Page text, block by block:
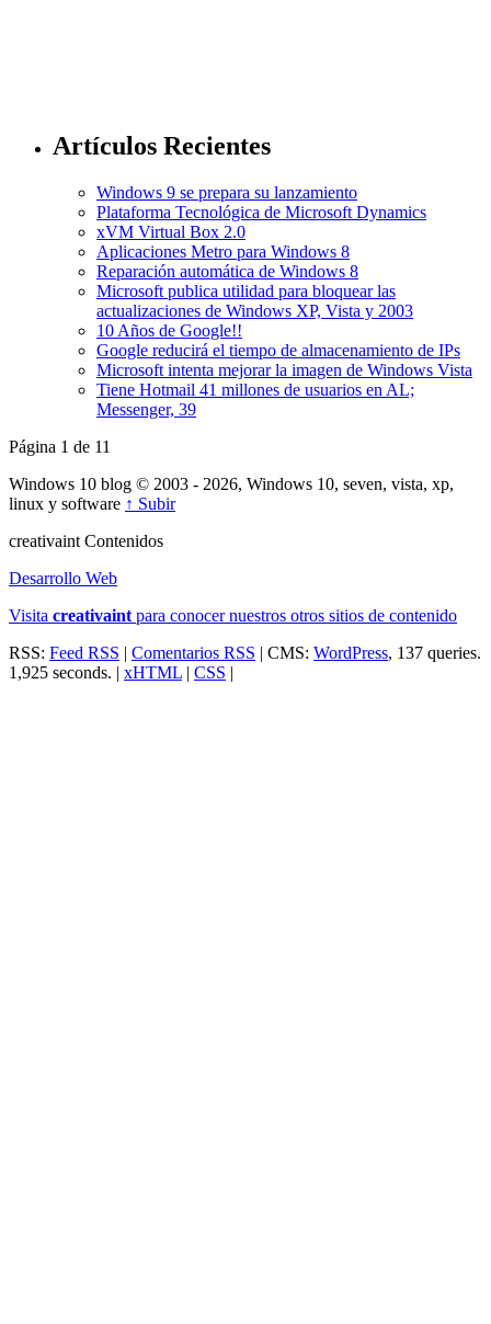
Artículos Recientes
Windows 9 se prepara su lanzamiento
Plataforma Tecnológica de Microsoft Dynamics
xVM Virtual Box 2.0
Aplicaciones Metro para Windows 8
Reparación automática de Windows 8
Microsoft publica utilidad para bloquear las
actualizaciones de Windows XP, Vista y 2003
10 Años de Google!!
Google reducirá el tiempo de almacenamiento de IPs
Microsoft intenta mejorar la imagen de Windows Vista
Tiene Hotmail 41 millones de usuarios en AL;
Messenger, 39
Página 1 de 11
Windows 10 blog © 2003 - 2026, Windows 10, seven, vista, xp,
linux y software ↑ Subir
creativaint Contenidos
Desarrollo Web
Visita creativaint para conocer nuestros otros sitios de contenido
RSS: Feed RSS | Comentarios RSS | CMS: WordPress, 137 queries.
1,925 seconds. | xHTML | CSS |